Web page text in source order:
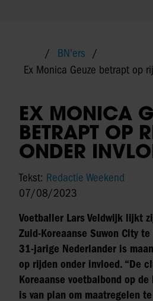
BN'ers
Ex Monica Geuze betrapt op
EX MONICA
BETRAPT OP
ONDER
Tekst: Redactie Weekend
07/08/2023
Voetballer Lars Veldwijk lijkt
Zuid-Koreaanse Suwon City
31-jarige Nederlander is
op rijden onder invloed. “De
Koreaanse voetbalbond op
is van plan om maatregelen